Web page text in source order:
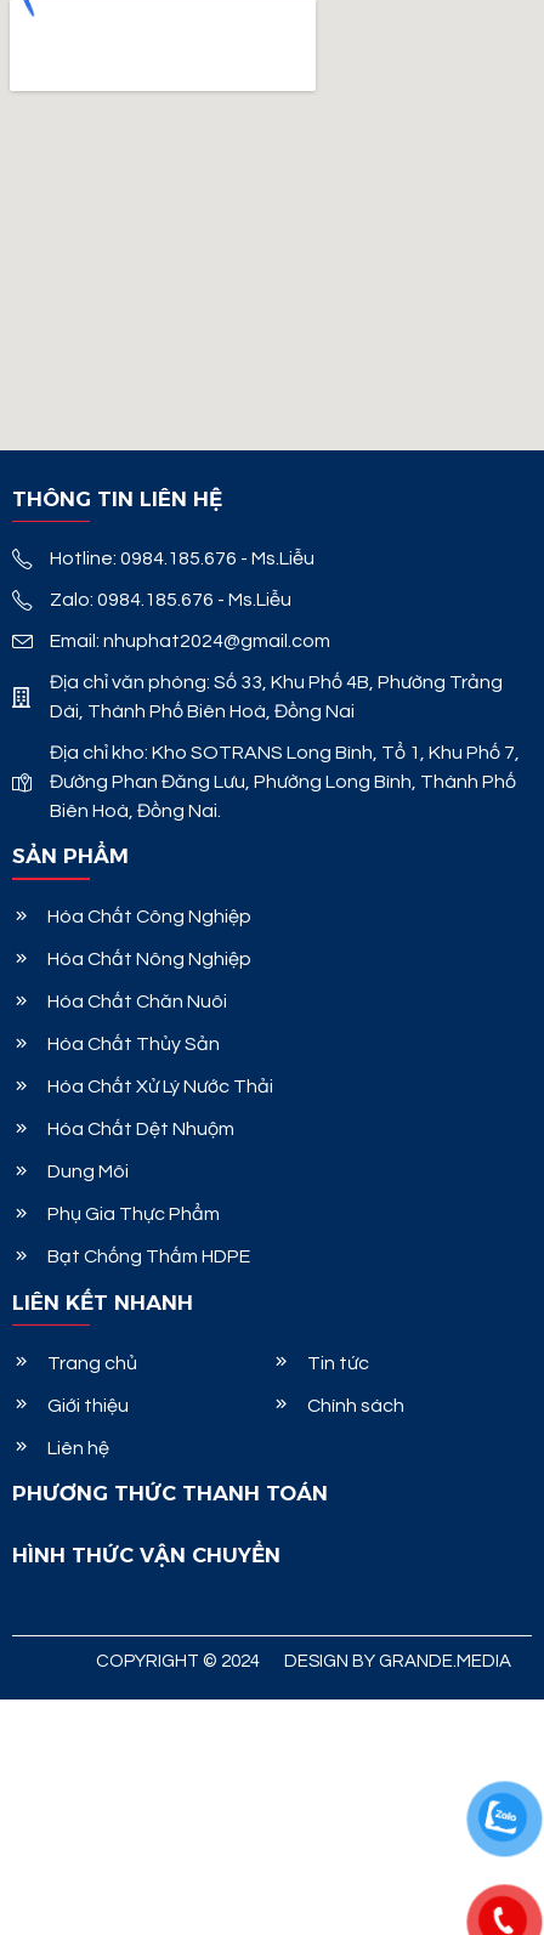
THÔNG TIN LIÊN HỆ
Hotline: 0984.185.676 - Ms.Liễu
Zalo: 0984.185.676 - Ms.Liễu
Email: nhuphat2024@gmail.com
Địa chỉ văn phòng: Số 33, Khu Phố 4B, Phường Trảng
Dài, Thành Phố Biên Hoà, Đồng Nai
Địa chỉ kho: Kho SOTRANS Long Bình, Tổ 1, Khu Phố 7,
Đường Phan Đăng Lưu, Phường Long Bình, Thành Phố
Biên Hoà, Đồng Nai.
SẢN PHẨM
Hóa Chất Công Nghiệp
Hóa Chất Nông Nghiệp
Hóa Chất Chăn Nuôi
Hóa Chất Thủy Sản
Hóa Chất Xử Lý Nước Thải
Hóa Chất Dệt Nhuộm
Dung Môi
Phụ Gia Thực Phẩm
Bạt Chống Thấm HDPE
LIÊN KẾT NHANH
Trang chủ
Giới thiệu
Liên hệ
Tin tức
Chính sách
PHƯƠNG THỨC THANH TOÁN
HÌNH THỨC VẬN CHUYỂN
COPYRIGHT © 2024 DESIGN BY GRANDE.MEDIA